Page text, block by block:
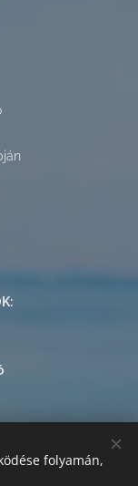
árát:
folyamán,